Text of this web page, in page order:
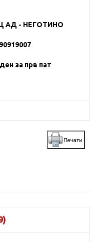
АД - НЕГОТИНО
за прв пат